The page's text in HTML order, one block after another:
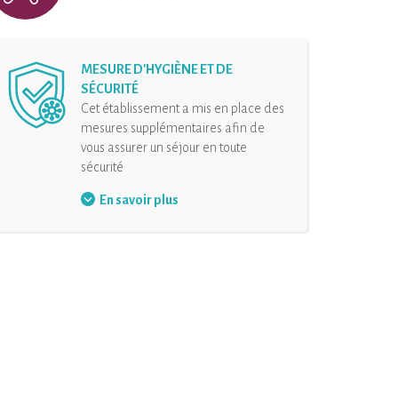
MESURE D'HYGIÈNE ET DE
SÉCURITÉ
Cet établissement a mis en place des
mesures supplémentaires afin de
vous assurer un séjour en toute
sécurité
Gel hydroalcoolique à
disposition
En savoir plus